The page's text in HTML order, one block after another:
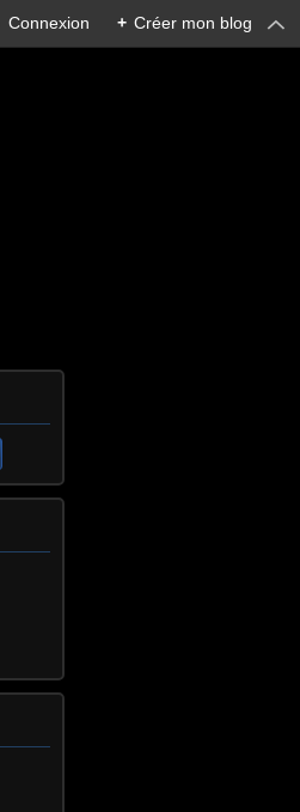
Connexion + Créer mon blog